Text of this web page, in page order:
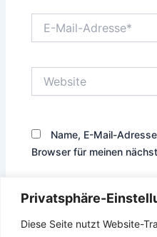
Privatsphäre-
Diese Seite nutzt Website-
Mail-
Name, E-Mail-
Browser für meinen